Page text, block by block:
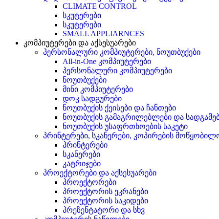
CLIMATE CONTROL
სკუტერები
სკუტერები
SMALL APPLIARNCES
კომპიუტერები და აქსესუარები
პერსონალური კომპიუტერები, ნოუთბუქები
All-in-One კომპიუტერები
პერსონალური კომპიუტერები
ნოუთბუქები
მინი კომპიუტერები
დოკ სადგურები
ნოუთბუქის ქეისები და ჩანთები
ნოუთბუქის გამაგრილებლები და
ნოუთბუქის უსაფრთხოების საკეტი
პრინტერები, სკანერები, კოპირების
პრინტერები
სკანერები
კატრიჯები
პროექტორები და აქსესუარები
პროექტორები
პროექტორის ეკრანები
პროექტორის საკიდები
პრეზენტატორი და სხვ